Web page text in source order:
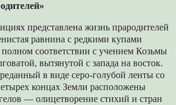
представлена жизнь прародителей
равнина с редкими купами
полном соответствии с учением Козьмы
вытянутой с запада на восток.
в виде серо-голубой ленты со
концах Земли расположены
— олицетворение стихий и стран